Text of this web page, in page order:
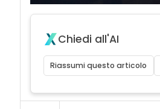
Chiedi all'AI
Riassumi questo articolo